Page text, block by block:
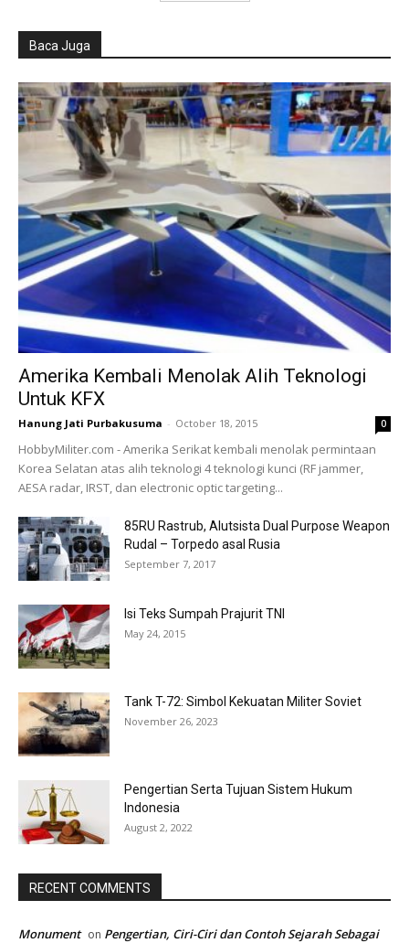
Baca Juga
Amerika Kembali Menolak Alih Teknologi
Untuk KFX
Hanung Jati Purbakusuma - October 18, 2015 0
HobbyMiliter.com - Amerika Serikat kembali menolak permintaan
Korea Selatan atas alih teknologi 4 teknologi kunci (RF jammer,
AESA radar, IRST, dan electronic optic targeting...
85RU Rastrub, Alutsista Dual Purpose Weapon
Rudal – Torpedo asal Rusia
September 7, 2017
Isi Teks Sumpah Prajurit TNI
May 24, 2015
Tank T-72: Simbol Kekuatan Militer Soviet
November 26, 2023
Pengertian Serta Tujuan Sistem Hukum
Indonesia
August 2, 2022
RECENT COMMENTS
Monument on Pengertian, Ciri-Ciri dan Contoh Sejarah Sebagai